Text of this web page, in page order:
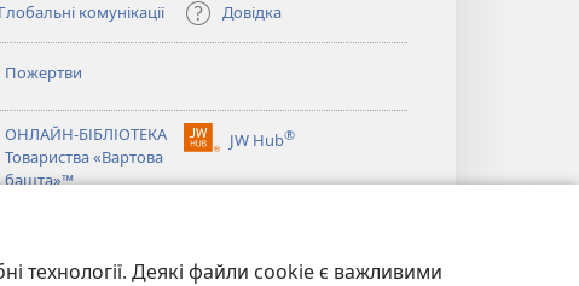
технології. Деякі файли cookie є важливими
Глобальні комунікації
Довідка
Пожертви
ОНЛАЙН-БІБЛІОТЕКА
Товариства «Вартова
башта»™
JW Hub®
(відкривається